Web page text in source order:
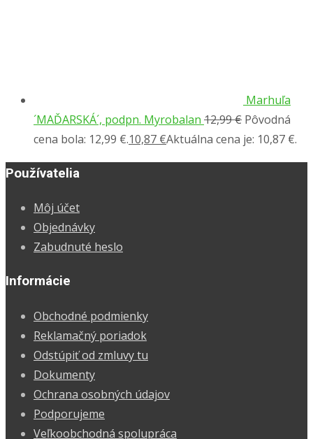
Marhuľa
´MAĎARSKÁ´, podpn. Myrobalan 12,99€ Pôvodná
cena bola: 12,99 €.10,87 €Aktuálna cena je: 10,87 €.
Používatelia
Môj účet
Objednávky
Zabudnuté heslo
Informácie
Obchodné podmienky
Reklamačný poriadok
Odstúpiť od zmluvy tu
Dokumenty
Ochrana osobných údajov
Podporujeme
Veľkoobchodná spolupráca